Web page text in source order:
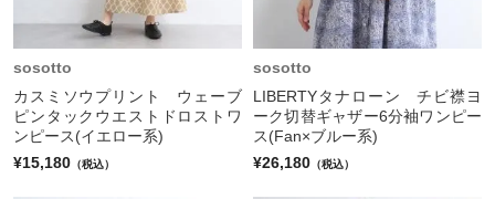
sosotto
カスミソウプリント ウェーブ
ピンタックウエストドロストワ
ンピース(イエロー系)
¥15,180 （税込）
sosotto
LIBERTYタナローン チビ襟ヨ
ーク切替ギャザー6分袖ワンピー
ス(Fan×ブルー系)
¥26,180 （税込）